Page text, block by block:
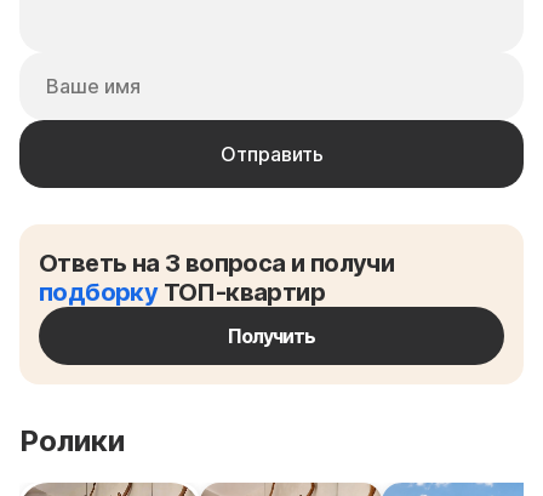
Ответь на 3 вопроса и получи
подборкуТОП-квартир
Получить
Ролики